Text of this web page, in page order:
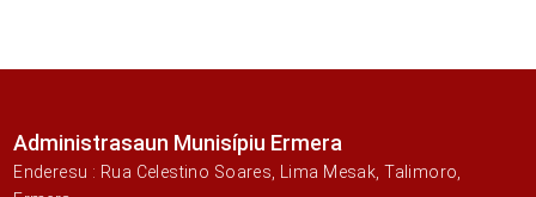
Administrasaun Munisípiu Ermera
Enderesu : Rua Celestino Soares, Lima Mesak, Talimoro,